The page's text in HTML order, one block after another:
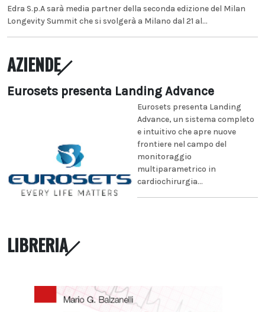
Edra S.p.A sarà media partner della seconda edizione del Milan
Longevity Summit che si svolgerà a Milano dal 21 al...
AZIENDE
Eurosets presenta Landing Advance
Eurosets presenta Landing
Advance, un sistema completo
e intuitivo che apre nuove
frontiere nel campo del
monitoraggio
multiparametrico in
cardiochirurgia...
LIBRERIA